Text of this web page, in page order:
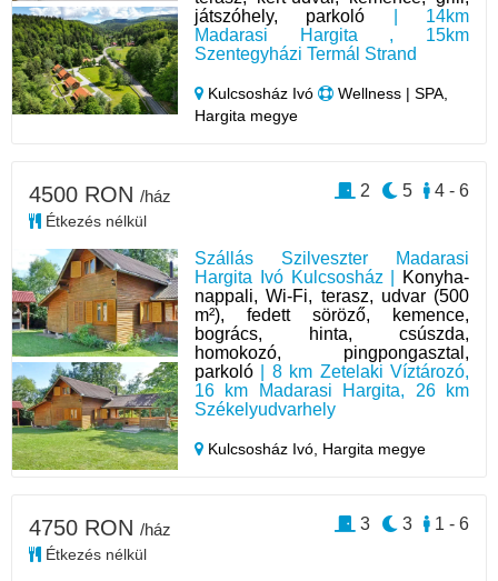
játszóhely, parkoló | 14km
Madarasi Hargita , 15km
Szentegyházi Termál Strand
Kulcsosház Ivó
Wellness | SPA,
Hargita megye
Szállás Szilveszter Madarasi
Hargita Ivó Kulcsosház |
Konyha-
nappali, Wi-Fi, terasz, udvar (500
m²), fedett söröző, kemence,
bogrács, hinta, csúszda,
homokozó, pingpongasztal,
parkoló | 8 km Zetelaki Víztározó,
16 km Madarasi Hargita, 26 km
Székelyudvarhely
Kulcsosház Ivó, Hargita megye
4500 RON /ház
Étkezés nélkül
4 - 6
5
2
4750 RON /ház
Étkezés nélkül
1 - 6
3
3